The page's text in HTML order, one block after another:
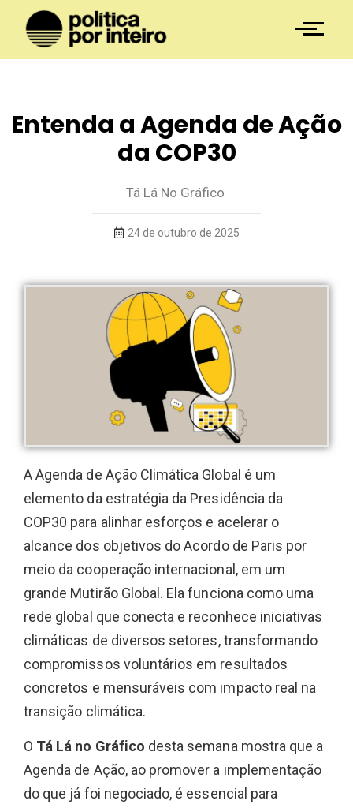
Entenda a Agenda de Ação
da COP30
Tá Lá No Gráfico
24 de outubro de 2025
A Agenda de Ação Climática Global é um
elemento da estratégia da Presidência da
COP30 para alinhar esforços e acelerar o
alcance dos objetivos do Acordo de Paris por
meio da cooperação internacional, em um
grande Mutirão Global. Ela funciona como uma
rede global que conecta e reconhece iniciativas
climáticas de diversos setores, transformando
compromissos voluntários em resultados
concretos e mensuráveis com impacto real na
transição climática.
O Tá Lá no Gráfico desta semana mostra que a
Agenda de Ação, ao promover a implementação
do que já foi negociado, é essencial para